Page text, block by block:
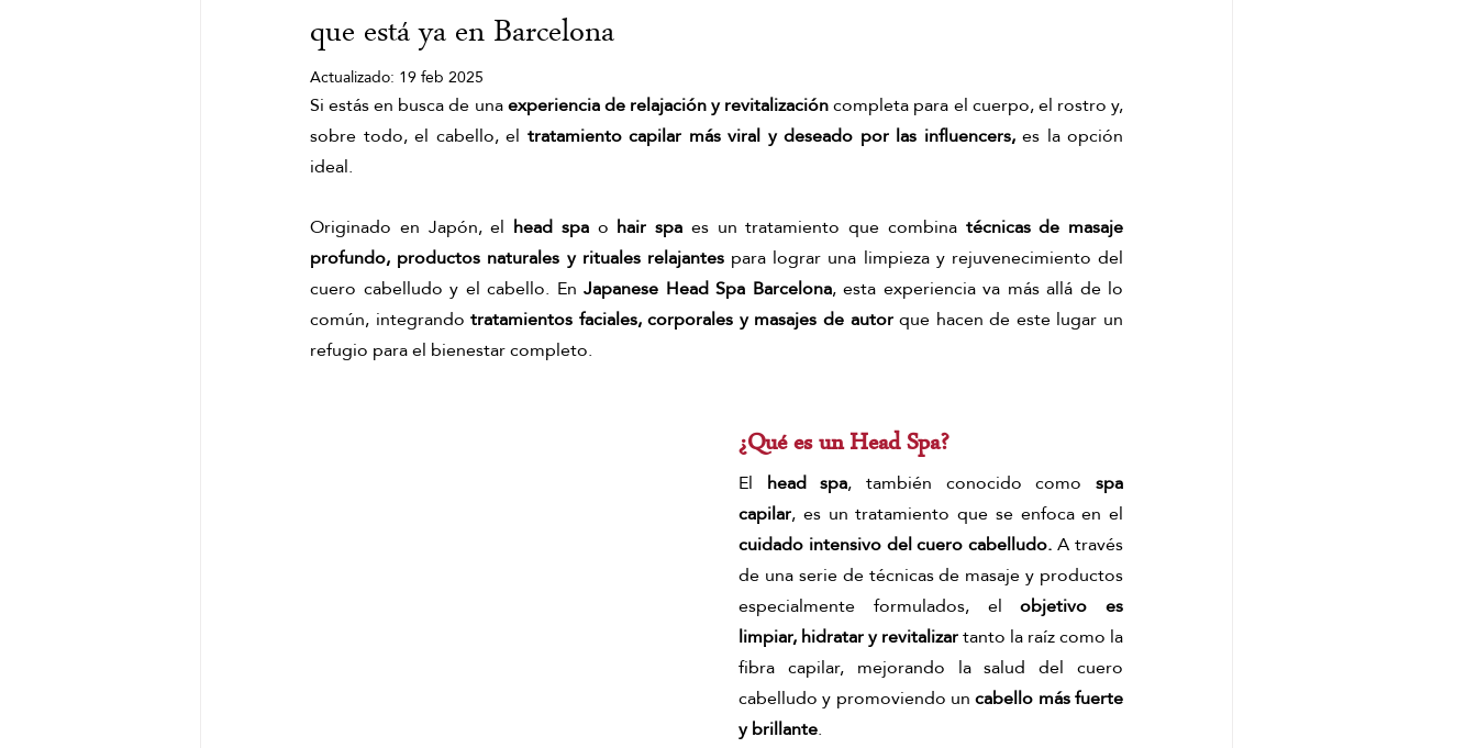
Japanese Head Spa Barcelona Japanese Head Spa
Head Spa Hair Spa Barcelona Hair Spa Masaje de jengibre Tensión muscular Masaje del mundo
Masajes del mundo kyoto matcha ritual
que está ya en Barcelona
Actualizado: 19 feb 2025
Si estás en busca de una experiencia de relajación y revitalización completa para el cuerpo, el rostro y,
sobre todo, el cabello, el tratamiento capilar más viral y deseado por las influencers, es la opción
ideal.
Originado en Japón, el head spa o hair spa es un tratamiento que combina técnicas de masaje
profundo, productos naturales y rituales relajantes para lograr una limpieza y rejuvenecimiento del
cuero cabelludo y el cabello. En Japanese Head Spa Barcelona, esta experiencia va más allá de lo
común, integrando tratamientos faciales, corporales y masajes de autor que hacen de este lugar un
refugio para el bienestar completo.
¿Qué es un Head Spa?
El head spa, también conocido como spa
capilar
cuidado intensivo del cuero cabelludo. A través
de una serie de técnicas de masaje y productos
especialmente formulados, el objetivo es
limpiar, hidratar y revitalizar tanto la raíz como la
fibra capilar, mejorando la salud del cuero
cabelludo y promoviendo un cabello más fuerte
y brillante.